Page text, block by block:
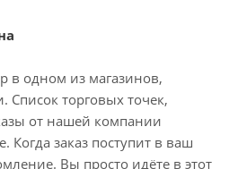
в одном из магазинов,
торговых точек,
от нашей компании
Когда заказ поступит в ваш
Вы просто идёте в этот